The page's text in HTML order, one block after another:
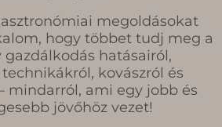
megoldásokat
hogy többet tudj meg a
gazdálkodás hatásairól,
kovászról és
mindarról, ami egy jobb és
jövőhöz vezet!